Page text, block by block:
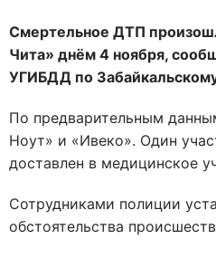
Смертельное ДТП
Чита» днём 4 ноября,
УГИБДД по
По предварительным
Ноут» и «Ивеко». Один
доставлен в медицинское
Сотрудниками полиции
обстоятельства